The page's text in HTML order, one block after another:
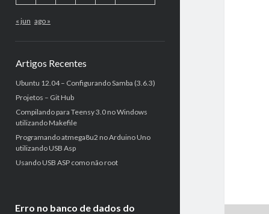
« jun ago »
Artigos Recentes
Ubuntu 12.04 – Configurando Samba (3.6.3)
Projetos – Git Hub
Compilando para Teensy 3.0 no Windows
utilizando Makefile
Programando atmega8u2 no Arduino Uno
utilizando USB Asp
Usando USB ASP como não root
Erro no banco de dados do